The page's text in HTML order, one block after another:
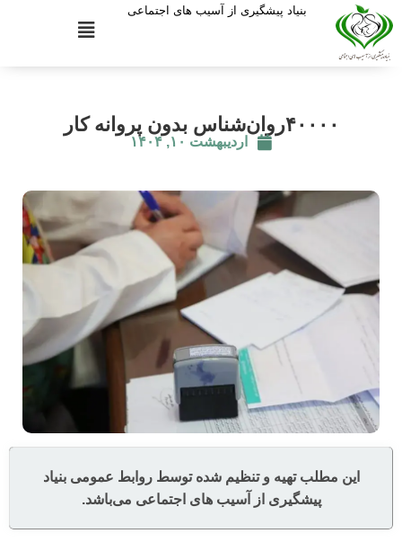
بنیاد پیشگیری از آسیب های اجتماعی
۴۰۰۰۰روان‌شناس بدون پروانه کار
اردیبهشت ۱۰, ۱۴۰۴
این مطلب تهیه و تنظیم شده توسط روابط عمومی بنیاد
پیشگیری از آسیب های اجتماعی می‌باشد.